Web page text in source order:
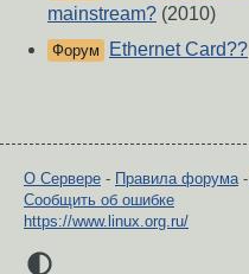
mainstream? (2010)
Форум Ethernet Card??
О Сервере - Правила форума-
Сообщить об ошибке
https://www.linux.org.ru/